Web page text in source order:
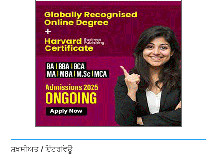
ਸ਼ਖ਼ਸੀਅਤ / ਇੰਟਰਵਿਊ